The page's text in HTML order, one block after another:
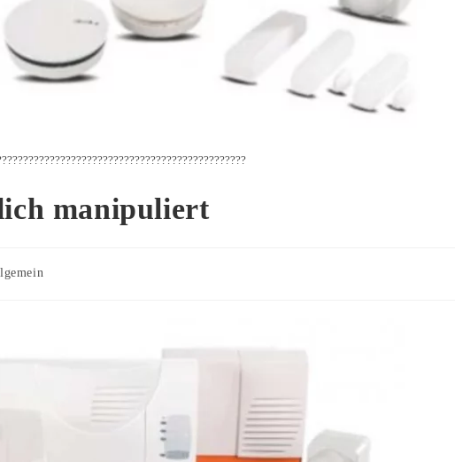
manipuliert